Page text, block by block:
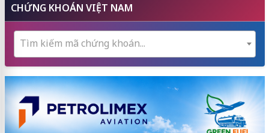
CHỨNG KHOÁN VIỆT NAM
Tìm kiếm mã chứng khoán...